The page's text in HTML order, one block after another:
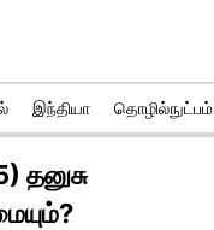
இந்தியா தொழில்நுட்பம்